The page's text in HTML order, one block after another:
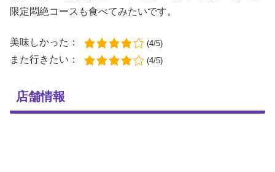
限定悶絶コースも食べてみたいです。
美味しかった： (4/5)
また行きたい： (4/5)
店舗情報